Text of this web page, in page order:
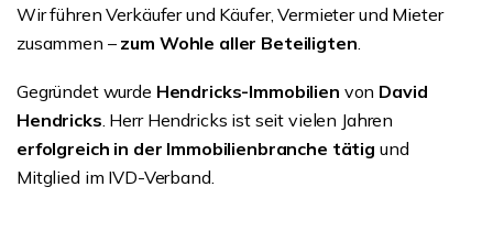
Wir führen Verkäufer und Käufer, Vermieter und Mieter
zusammen – zum Wohle aller Beteiligten.
Gegründet wurde Hendricks-Immobilien von David
Hendricks. Herr Hendricks ist seit vielen Jahren
erfolgreich in der Immobilienbranche tätig und
Mitglied im IVD-Verband.